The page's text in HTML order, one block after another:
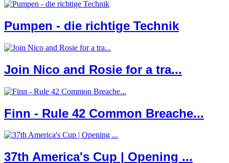
Pumpen - die richtige Technik
Join Nico and Rosie for a tra...
Finn - Rule 42 Common Breache...
37th America's Cup | Opening ...